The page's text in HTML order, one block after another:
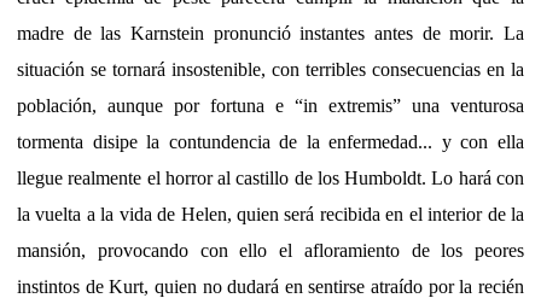
madre de las Karnstein pronunció instantes antes de morir. La
situación se tornará insostenible, con terribles consecuencias en la
población, aunque por fortuna e “in extremis” una venturosa
tormenta disipe la contundencia de la enfermedad... y con ella
llegue realmente el horror al castillo de los Humboldt. Lo hará con
la vuelta a la vida de Helen, quien será recibida en el interior de la
mansión, provocando con ello el afloramiento de los peores
instintos de Kurt, quien no dudará en sentirse atraído por la recién